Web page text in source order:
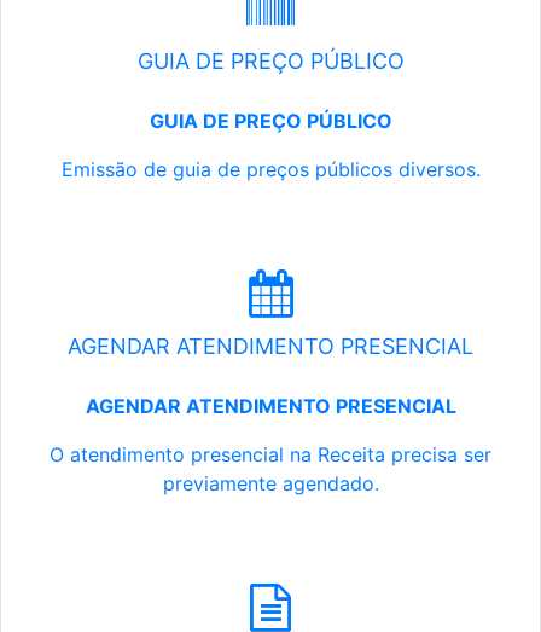
GUIA DE PREÇO PÚBLICO
GUIA DE PREÇO PÚBLICO
Emissão de guia de preços públicos diversos.
AGENDAR ATENDIMENTO PRESENCIAL
AGENDAR ATENDIMENTO PRESENCIAL
O atendimento presencial na Receita precisa ser
previamente agendado.